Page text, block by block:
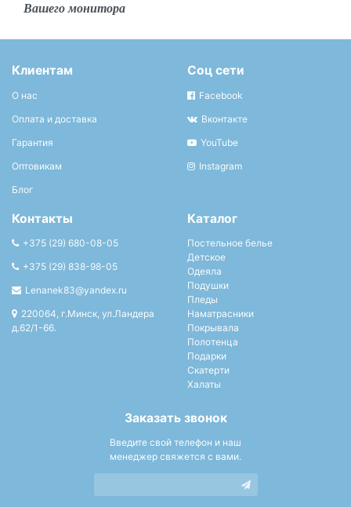
Вашего монитора
Клиентам
О нас
Оплата и доставка
Гарантия
Оптовикам
Блог
Соц сети
Facebook
Вконтакте
YouTube
Instagram
Контакты
+375 (29) 680-08-05
+375 (29) 838-98-05
Lenanek83@yandex.ru
220064, г.Минск, ул.Ландера
д.62/1-66.
Каталог
Постельное белье
Детское
Одеяла
Подушки
Пледы
Наматрасники
Покрывала
Полотенца
Подарки
Скатерти
Халаты
Заказать звонок
Введите свой телефон и наш
менеджер свяжется с вами.